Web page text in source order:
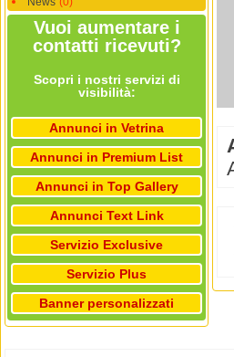
Vuoi aumentare i
contatti ricevuti?
Scopri i nostri servizi di
visibilità:
Annunci in Vetrina
Annunci in Premium List
Annunci in Top Gallery
Annunci Text Link
Servizio Exclusive
Servizio Plus
Banner personalizzati